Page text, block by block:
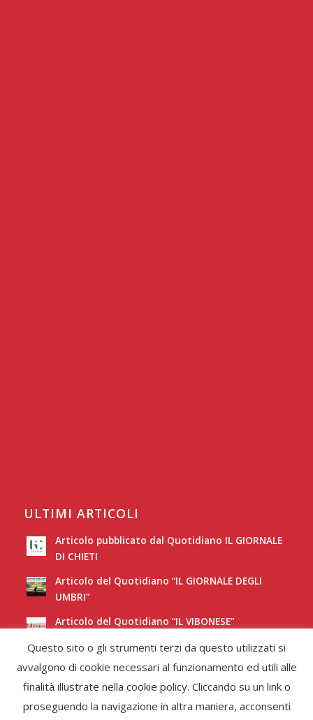
ULTIMI ARTICOLI
Articolo pubblicato dal Quotidiano IL GIORNALE
DI CHIETI
Articolo del Quotidiano “IL GIORNALE DEGLI
UMBRI”
Articolo del Quotidiano “IL VIBONESE”
Articolo del Quotidiano “LA NUOVA SARDEGNA”
Questo sito o gli strumenti terzi da questo utilizzati si
avvalgono di cookie necessari al funzionamento ed utili alle
finalità illustrate nella cookie policy. Cliccando su un link o
proseguendo la navigazione in altra maniera, acconsenti